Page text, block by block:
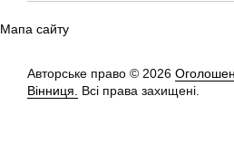
Мапа сайту
Авторське право © 2026
Вінниця.
Всі права захищені.